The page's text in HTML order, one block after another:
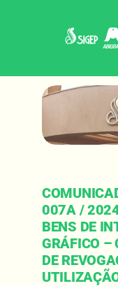
Home
Eventos
Notícias
007A /
BENS DE
GRÁFICO –
DE